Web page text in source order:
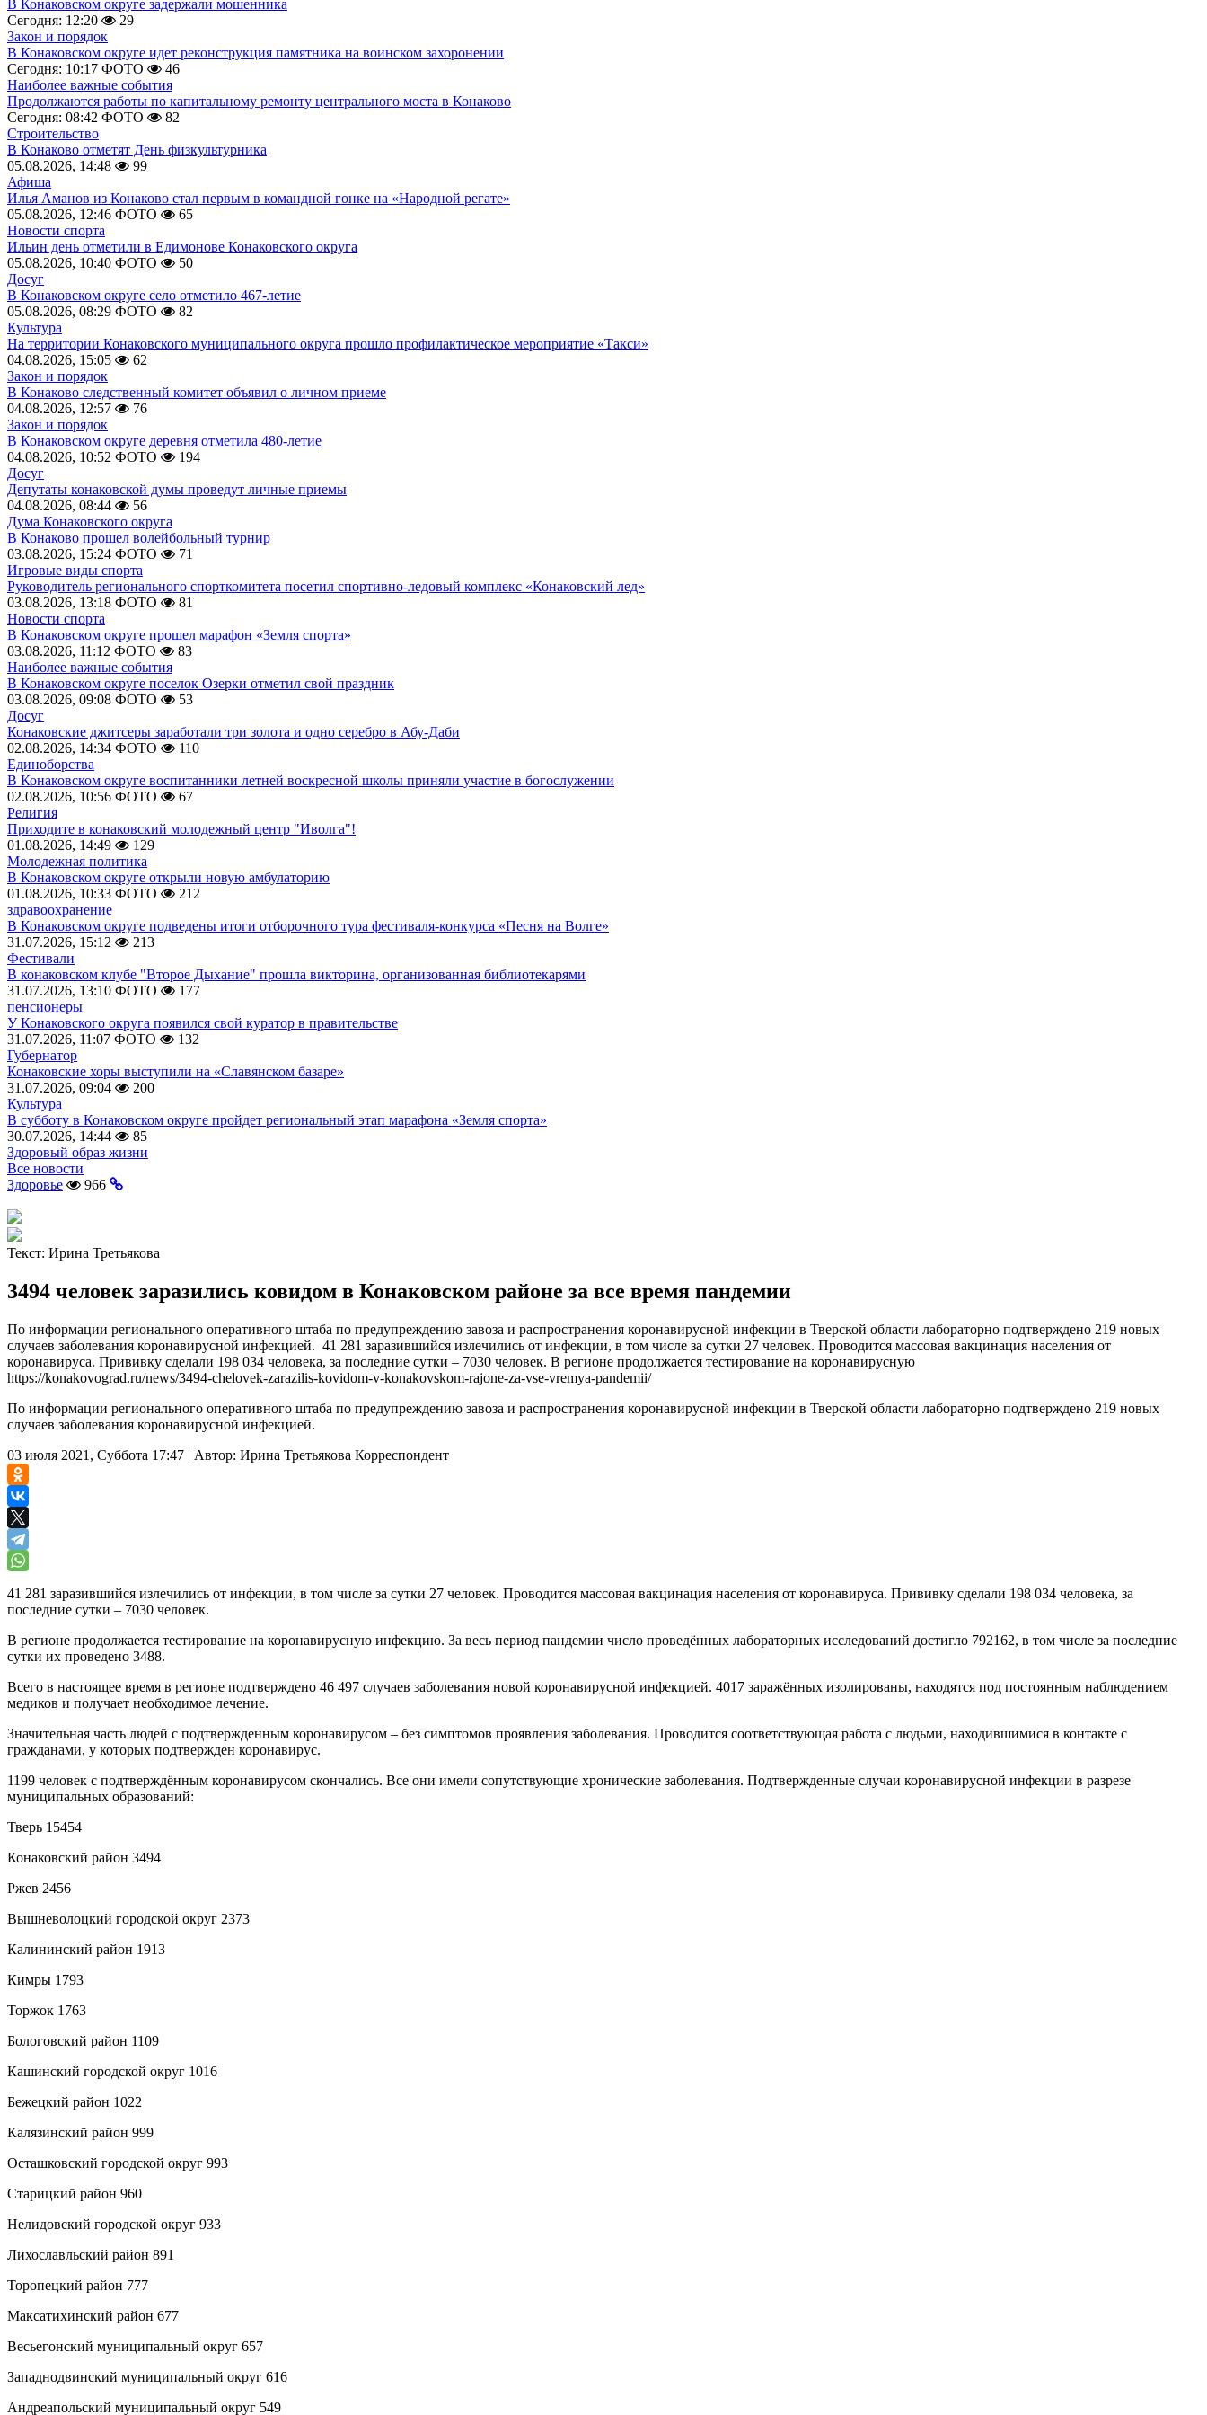
В Конаковском округе задержали мошенника
Сегодня: 12:20
29
Закон и порядок
В Конаковском округе идет реконструкция памятника на воинском захоронении
Сегодня: 10:17 ФОТО
46
Наиболее важные события
Продолжаются работы по капитальному ремонту центрального моста в Конаково
Сегодня: 08:42 ФОТО
82
Строительство
В Конаково отметят День физкультурника
05.08.2026, 14:48
99
Афиша
Илья Аманов из Конаково стал первым в командной гонке на «Народной регате»
05.08.2026, 12:46 ФОТО
65
Новости спорта
Ильин день отметили в Едимонове Конаковского округа
05.08.2026, 10:40 ФОТО
50
Досуг
В Конаковском округе село отметило 467-летие
05.08.2026, 08:29 ФОТО
82
Культура
На территории Конаковского муниципального округа прошло профилактическое мероприятие «Такси»
04.08.2026, 15:05
62
Закон и порядок
В Конаково следственный комитет объявил о личном приеме
04.08.2026, 12:57
76
Закон и порядок
В Конаковском округе деревня отметила 480-летие
04.08.2026, 10:52 ФОТО
194
Досуг
Депутаты конаковской думы проведут личные приемы
04.08.2026, 08:44
56
Дума Конаковского округа
В Конаково прошел волейбольный турнир
03.08.2026, 15:24 ФОТО
71
Игровые виды спорта
Руководитель регионального спорткомитета посетил спортивно-ледовый комплекс «Конаковский лед»
03.08.2026, 13:18 ФОТО
81
Новости спорта
В Конаковском округе прошел марафон «Земля спорта»
03.08.2026, 11:12 ФОТО
83
Наиболее важные события
В Конаковском округе поселок Озерки отметил свой праздник
03.08.2026, 09:08 ФОТО
53
Досуг
Конаковские джитсеры заработали три золота и одно серебро в Абу-Даби
02.08.2026, 14:34 ФОТО
110
Единоборства
В Конаковском округе воспитанники летней воскресной школы приняли участие в богослужении
02.08.2026, 10:56 ФОТО
67
Религия
Приходите в конаковский молодежный центр "Иволга"!
01.08.2026, 14:49
129
Молодежная политика
В Конаковском округе открыли новую амбулаторию
01.08.2026, 10:33 ФОТО
212
здравоохранение
В Конаковском округе подведены итоги отборочного тура фестиваля-конкурса «Песня на Волге»
31.07.2026, 15:12
213
Фестивали
В конаковском клубе "Второе Дыхание" прошла викторина, организованная библиотекарями
31.07.2026, 13:10 ФОТО
177
пенсионеры
У Конаковского округа появился свой куратор в правительстве
31.07.2026, 11:07 ФОТО
132
Губернатор
Конаковские хоры выступили на «Славянском базаре»
31.07.2026, 09:04
200
Культура
В субботу в Конаковском округе пройдет региональный этап марафона «Земля спорта»
30.07.2026, 14:44
85
Здоровый образ жизни
Все новости
Здоровье
966
Текст: Ирина Третьякова
3494 человек заразились ковидом в Конаковском районе за все время пандемии
По информации регионального оперативного штаба по предупреждению завоза и распространения коронавирусной инфекции в Тверской области лабораторно подтверждено 219 новых
случаев заболевания коронавирусной инфекцией. 41 281 заразившийся излечились от инфекции, в том числе за сутки 27 человек. Проводится массовая вакцинация населения от
коронавируса. Прививку сделали 198 034 человека, за последние сутки – 7030 человек. В регионе продолжается тестирование на коронавирусную
https://konakovograd.ru/news/3494-chelovek-zarazilis-kovidom-v-konakovskom-rajone-za-vse-vremya-pandemii/
По информации регионального оперативного штаба по предупреждению завоза и распространения коронавирусной инфекции в Тверской области лабораторно подтверждено 219 новых
случаев заболевания коронавирусной инфекцией.
03 июля 2021, Суббота 17:47 | Автор: Ирина Третьякова Корреспондент
41 281 заразившийся излечились от инфекции, в том числе за сутки 27 человек. Проводится массовая вакцинация населения от коронавируса. Прививку сделали 198 034 человека, за
последние сутки – 7030 человек.
В регионе продолжается тестирование на коронавирусную инфекцию. За весь период пандемии число проведённых лабораторных исследований достигло 792162, в том числе за последние
сутки их проведено 3488.
Всего в настоящее время в регионе подтверждено 46 497 случаев заболевания новой коронавирусной инфекцией. 4017 заражённых изолированы, находятся под постоянным наблюдением
медиков и получает необходимое лечение.
Значительная часть людей с подтвержденным коронавирусом – без симптомов проявления заболевания. Проводится соответствующая работа с людьми, находившимися в контакте с
гражданами, у которых подтвержден коронавирус.
1199 человек с подтверждённым коронавирусом скончались. Все они имели сопутствующие хронические заболевания. Подтвержденные случаи коронавирусной инфекции в разрезе
муниципальных образований:
Тверь 15454
Конаковский район 3494
Ржев 2456
Вышневолоцкий городской округ 2373
Калининский район 1913
Кимры 1793
Торжок 1763
Бологовский район 1109
Кашинский городской округ 1016
Бежецкий район 1022
Калязинский район 999
Осташковский городской округ 993
Старицкий район 960
Нелидовский городской округ 933
Лихославльский район 891
Торопецкий район 777
Максатихинский район 677
Весьегонский муниципальный округ 657
Западнодвинский муниципальный округ 616
Андреапольский муниципальный округ 549